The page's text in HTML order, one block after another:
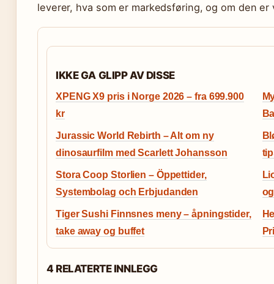
leverer, hva som er markedsføring, og om den
IKKE GA GLIPP AV DISSE
XPENG X9 pris i Norge 2026 – fra 699.900
kr
Jurassic World Rebirth – Alt om ny
dinosaurfilm med Scarlett Johansson
Stora Coop Storlien – Öppettider,
Systembolag och Erbjudanden
Tiger Sushi Finnsnes meny – åpningstider,
take away og buffet
4 RELATERTE INNLEGG